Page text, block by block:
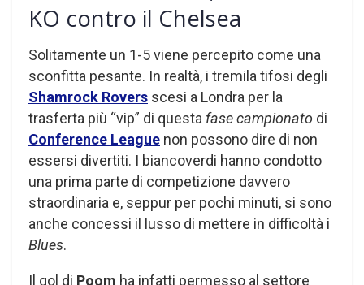
KO contro il Chelsea
Solitamente un 1-5 viene percepito come una
sconfitta pesante. In realtà, i tremila tifosi degli
Shamrock Rovers scesi a Londra per la
trasferta più “vip” di questa fase campionato di
Conference League non possono dire di non
essersi divertiti. I biancoverdi hanno condotto
una prima parte di competizione davvero
straordinaria e, seppur per pochi minuti, si sono
anche concessi il lusso di mettere in difficoltà i
Blues.
Il gol di Poom ha infatti permesso al settore